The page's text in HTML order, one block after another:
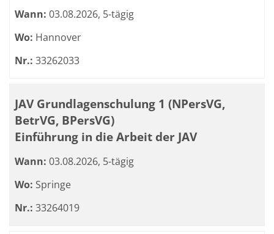
Wann: 03.08.2026, 5-tägig
Wo: Hannover
Nr.: 33262033
JAV Grundlagenschulung 1 (NPersVG,
BetrVG, BPersVG)
Einführung in die Arbeit der JAV
Wann: 03.08.2026, 5-tägig
Wo: Springe
Nr.: 33264019